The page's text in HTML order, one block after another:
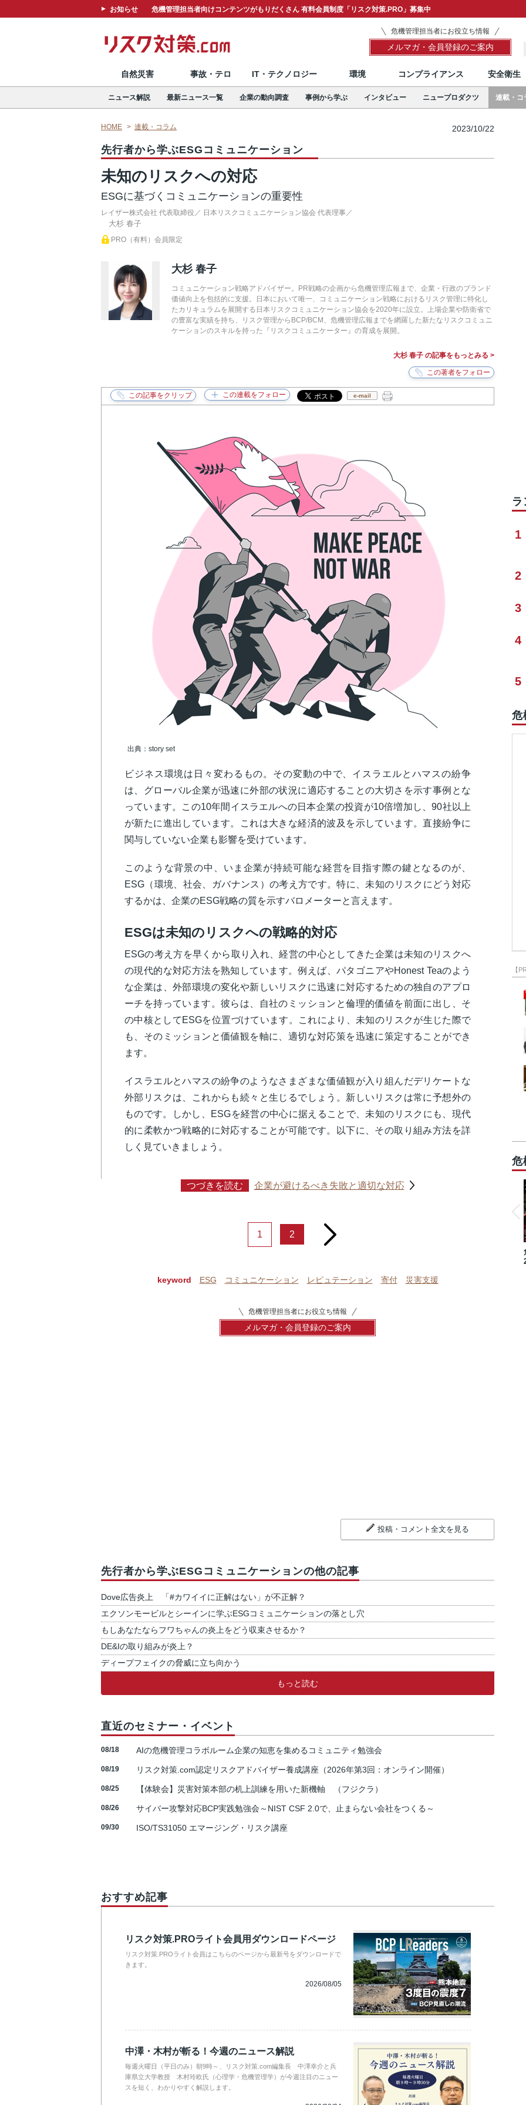
お知らせ 危機管理担当者向けコンテンツがもりだくさん 有料会員制度「リスク対策.PRO」募集中
危機管理担当者にお役立ち情報
メルマガ・会員登録のご案内
自然災害 事故・テロ IT・テクノロジー 環境 コンプライアンス 安全衛生
ニュース解説 最新ニュース一覧 企業の動向調査 事例から学ぶ インタビュー ニュープロダクツ 連載・コ
HOME 連載・コラム 2023/10/22
先行者から学ぶESGコミュニケーション
未知のリスクへの対応
ESGに基づくコミュニケーションの重要性
レイザー株式会社 代表取締役／ 日本リスクコミュニケーション協会 代表理事／
大杉 春子
PRO（有料）会員限定
大杉 春子
コミュニケーション戦略アドバイザー。PR戦略の企画から危機管理広報まで、企業・行政のブランド
価値向上を包括的に支援。日本において唯一、コミュニケーション戦略におけるリスク管理に特化し
たカリキュラムを展開する日本リスクコミュニケーション協会を2020年に設立。上場企業や防衛省で
の豊富な実績を持ち、リスク管理からBCP/BCM、危機管理広報までを網羅した新たなリスクコミュニ
ケーションのスキルを持った『リスクコミュニケーター』の育成を展開。
大杉 春子 の記事をもっとみる >
e-mail
出典：story set
ビジネス環境は日々変わるもの。その変動の中で、イスラエルとハマスの紛争
は、グローバル企業が迅速に外部の状況に適応することの大切さを示す事例とな
っています。この10年間イスラエルへの日本企業の投資が10倍増加し、90社以上
が新たに進出しています。これは大きな経済的波及を示しています。直接紛争に
関与していない企業も影響を受けています。
このような背景の中、いま企業が持続可能な経営を目指す際の鍵となるのが、
ESG（環境、社会、ガバナンス）の考え方です。特に、未知のリスクにどう対応
するかは、企業のESG戦略の質を示すバロメーターと言えます。
ESGは未知のリスクへの戦略的対応
ESGの考え方を早くから取り入れ、経営の中心としてきた企業は未知のリスクへ
の現代的な対応方法を熟知しています。例えば、パタゴニアやHonest Teaのよう
な企業は、外部環境の変化や新しいリスクに迅速に対応するための独自のアプロ
ーチを持っています。彼らは、自社のミッションと倫理的価値を前面に出し、そ
の中核としてESGを位置づけています。これにより、未知のリスクが生じた際で
も、そのミッションと価値観を軸に、適切な対応策を迅速に策定することができ
ます。
イスラエルとハマスの紛争のようなさまざまな価値観が入り組んだデリケートな
外部リスクは、これからも続々と生じるでしょう。新しいリスクは常に予想外の
ものです。しかし、ESGを経営の中心に据えることで、未知のリスクにも、現代
的に柔軟かつ戦略的に対応することが可能です。以下に、その取り組み方法を詳
しく見ていきましょう。
つづきを読む 企業が避けるべき失敗と適切な対応
1 2 next
keyword ESG コミュニケーション レピュテーション 寄付 災害支援
危機管理担当者にお役立ち情報
メルマガ・会員登録のご案内
投稿・コメント全文を見る
先行者から学ぶESGコミュニケーションの他の記事
Dove広告炎上 「#カワイイに正解はない」が不正解？
エクソンモービルとシーインに学ぶESGコミュニケーションの落とし穴
もしあなたならフワちゃんの炎上をどう収束させるか？
DE&Iの取り組みが炎上？
ディープフェイクの脅威に立ち向かう
もっと読む
直近のセミナー・イベント
08/18 AIの危機管理コラボルーム企業の知恵を集めるコミュニティ勉強会
08/19 リスク対策.com認定リスクアドバイザー養成講座（2026年第3回：オンライン開催）
08/25 【体験会】災害対策本部の机上訓練を用いた新機軸 （フジクラ）
08/26 サイバー攻撃対応BCP実践勉強会～NIST CSF 2.0で、止まらない会社をつくる～
09/30 ISO/TS31050 エマージング・リスク講座
おすすめ記事
リスク対策.PROライト会員用ダウンロードページ
リスク対策.PROライト会員はこちらのページから最新号をダウンロードで
きます。
2026/08/05
中澤・木村が斬る！今週のニュース解説
毎週火曜日（平日のみ）朝9時～、リスク対策.com編集長 中澤幸介と兵
庫県立大学教授 木村玲欧氏（心理学・危機管理学）が今週注目のニュー
スを短く、わかりやすく解説します。
1
2
3
4
5
危
【
危